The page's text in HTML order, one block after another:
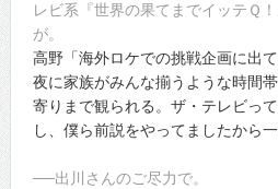
レビ系『世界の果てまでイッテＱ
が。
高野「海外ロケでの挑戦企画に出
夜に家族がみんな揃うような時間
寄りまで観られる。ザ・テレビっ
し、僕ら前説をやってましたから一
──出川さんのご尽力で。